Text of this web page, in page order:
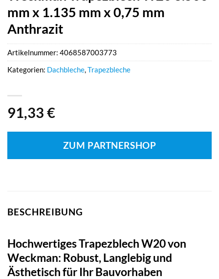
mm x 1.135 mm x 0,75 mm
Anthrazit
91,33 €
ZUM PARTNERSHOP
Artikelnummer: 4068587003773
Kategorien: Dachbleche,Trapezbleche
BESCHREIBUNG
Hochwertiges Trapezblech W20 von
Weckman: Robust, Langlebig und
Ästhetisch für Ihr Bauvorhaben